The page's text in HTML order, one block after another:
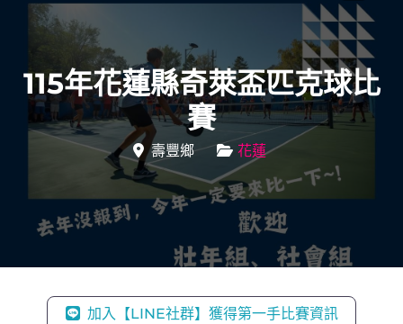
115年花蓮縣奇萊盃匹克球比
賽
壽豐鄉 花蓮
加入【LINE社群】獲得第一手比賽資訊